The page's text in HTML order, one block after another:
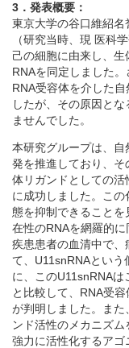
3．発表概要：
東京大学の谷口維紹
（研究当時、現 医科
己の細胞に由来し、生
RNAを同定しました
RNA受容体を介した
したが、その原因と
ませんでした。
本研究グループは、自
発を推進しており、そ
体リガンドとしての活
に成功しました。こ
態を抑制できること
在性のRNAを網羅的
疾患患者の血清中で、
て、U11snRNAという
に、このU11snRNA
と比較して、RNA受
が判明しました。ま
ンド活性のメカニズ
強力に活性化するア